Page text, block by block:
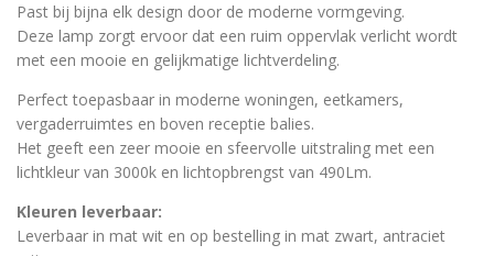
Past bij bijna elk design door de moderne vormgeving.
Deze lamp zorgt ervoor dat een ruim oppervlak verlicht wordt
met een mooie en gelijkmatige lichtverdeling.
Perfect toepasbaar in moderne woningen, eetkamers,
vergaderruimtes en boven receptie balies.
Het geeft een zeer mooie en sfeervolle uitstraling met een
lichtkleur van 3000k en lichtopbrengst van 490Lm.
Kleuren leverbaar:
Leverbaar in mat wit en op bestelling in mat zwart, antraciet